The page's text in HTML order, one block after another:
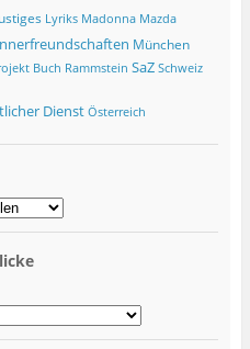
Lyriks Madonna Mazda
München
Buch Rammstein SaZ Schweiz
Dienst Österreich